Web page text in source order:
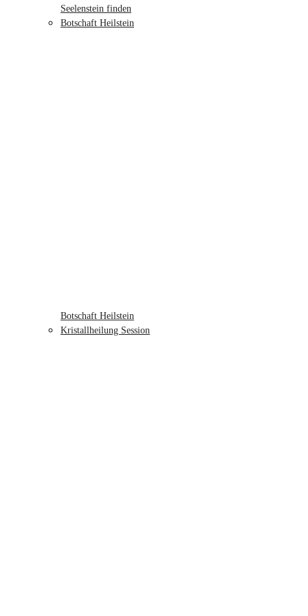
Seelenstein finden
Botschaft Heilstein
Botschaft Heilstein
Kristallheilung Session